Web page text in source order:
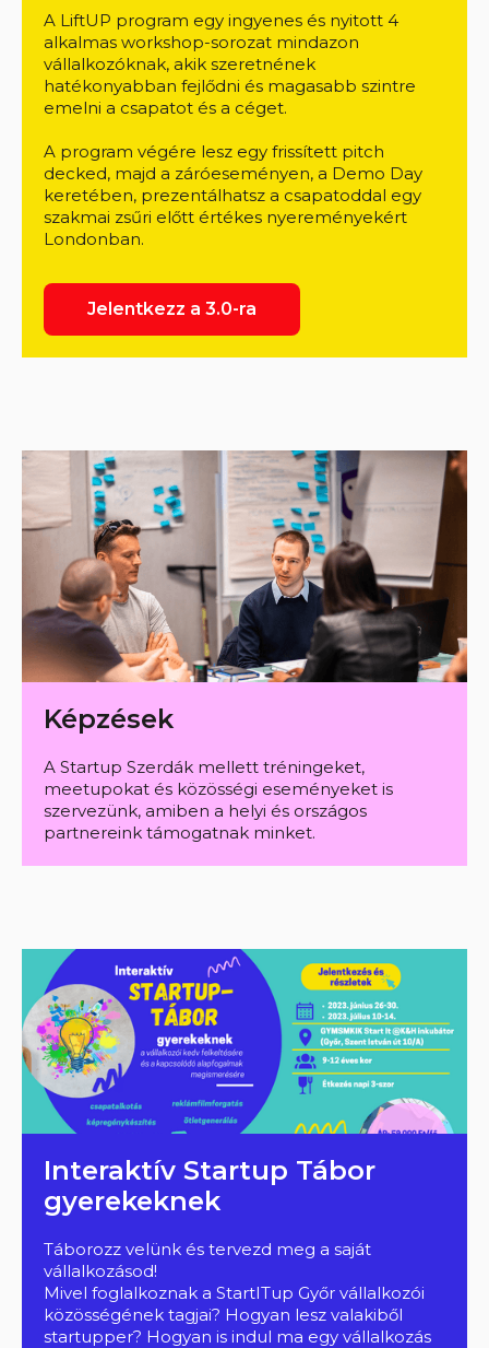
A LiftUP program egy ingyenes és nyitott 4
alkalmas workshop-sorozat mindazon
vállalkozóknak, akik szeretnének
hatékonyabban fejlődni és magasabb szintre
emelni a csapatot és a céget.
​A program végére lesz egy frissített pitch
decked, majd a záróeseményen, a Demo Day
keretében, prezentálhatsz a csapatoddal egy
szakmai zsűri előtt értékes nyereményekért
Londonban.
Jelentkezz a 3.0-ra
Képzések
A Startup Szerdák mellett tréningeket,
meetupokat és közösségi eseményeket is
szervezünk, amiben a helyi és országos
partnereink támogatnak minket.
Interaktív Startup Tábor
gyerekeknek
Táborozz velünk és tervezd meg a saját
vállalkozásod!
Mivel foglalkoznak a StartITup Győr vállalkozói
közösségének tagjai? Hogyan lesz valakiből
startupper? Hogyan is indul ma egy vállalkozás